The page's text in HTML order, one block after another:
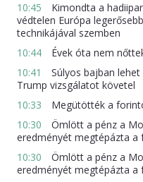
10:45
Kimondta a
védtelen Európa
technikájával szemben
10:44
Évek óta nem
10:41
Súlyos bajban
Trump vizsgálatot követel
10:33
Megütötték a
10:30
Ömlött a pénz a
eredményét megtépázta a
10:30
Ömlött a pénz a
eredményét megtépázta a